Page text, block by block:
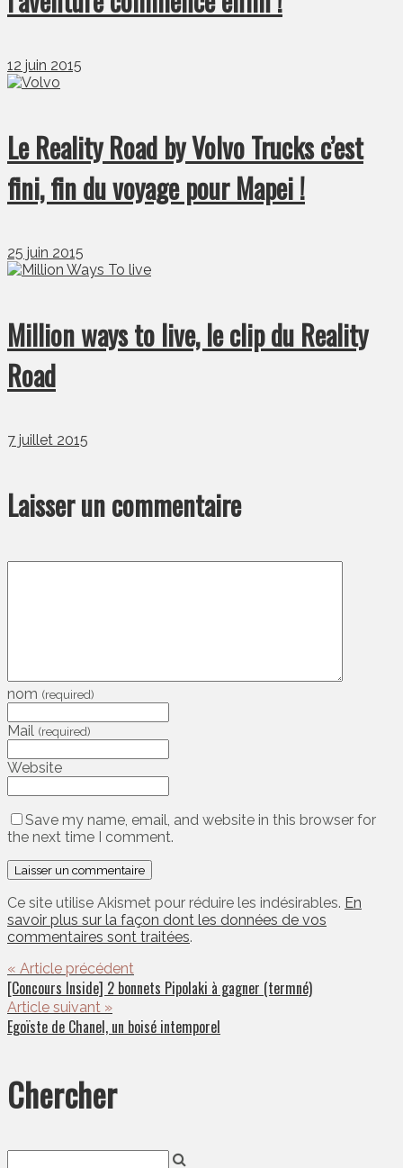
12 juin 2015
Le Reality Road by Volvo Trucks c’est
fini, fin du voyage pour Mapei !
25 juin 2015
Million ways to live, le clip du Reality
Road
7 juillet 2015
Laisser un commentaire
nom (required)
Mail (required)
Website
Save my name, email, and website in this browser for
the next time I comment.
Ce site utilise Akismet pour réduire les indésirables. En
savoir plus sur la façon dont les données de vos
commentaires sont traitées.
« Article précédent
[Concours Inside] 2 bonnets Pipolaki à gagner (termné)
Article suivant »
Egoïste de Chanel, un boisé intemporel
Chercher